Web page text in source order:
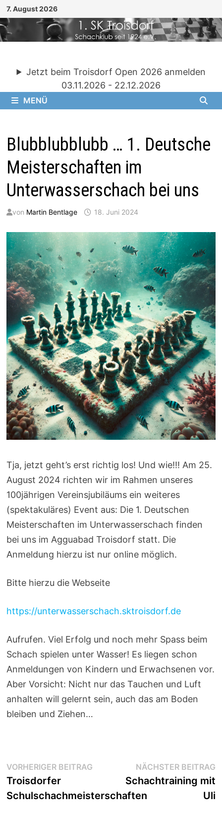
Zum
Inhalt
springen
7. August 2026
Jetzt beim Troisdorf Open 2026 anmelden
03.11.2026 - 22.12.2026
MENÜ
Blubblubblubb … 1. Deutsche
Meisterschaften im
Unterwasserschach bei uns
von Martin Bentlage 18. Juni 2024
Tja, jetzt geht’s erst richtig los! Und wie!!! Am 25.
August 2024 richten wir im Rahmen unseres
100jährigen Vereinsjubiläums ein weiteres
(spektakuläres) Event aus: Die 1. Deutschen
Meisterschaften im Unterwasserschach finden
bei uns im Agguabad Troisdorf statt. Die
Anmeldung hierzu ist nur online möglich.
Bitte hierzu die Webseite
https://unterwasserschach.sktroisdorf.de
Aufrufen. Viel Erfolg und noch mehr Spass beim
Schach spielen unter Wasser! Es liegen schon
Anmeldungen von Kindern und Erwachsenen vor.
Aber Vorsicht: Nicht nur das Tauchen und Luft
anhalten will gelernt sein, auch das am Boden
bleiben und Ziehen…
Beitragsnavigation
VORHERIGER BEITRAGVorheriger
Troisdorfer
Schulschachmeisterschaften
NÄCHSTER BEITRAG
Schachtraining mit
Uli